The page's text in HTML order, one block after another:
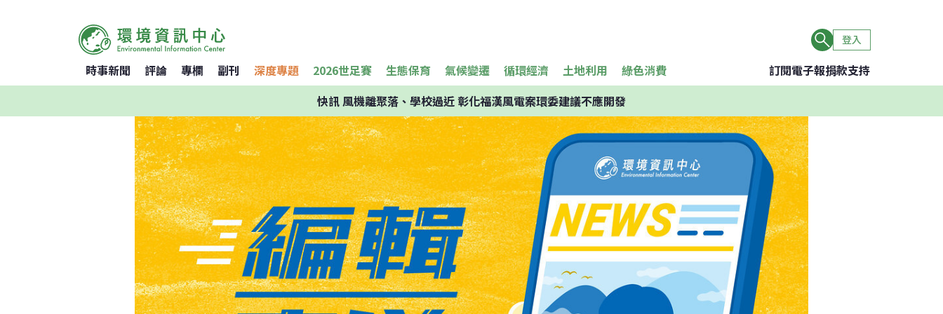
登入
時事新聞 評論 專欄 副刊 深度專題 2026世足賽 生態保育 氣候變遷 循環經濟 土地利用 綠色消費 訂閱電子報捐款支持
快訊風機離聚落、學校過近 彰化福漢風電案環委建議不應開發